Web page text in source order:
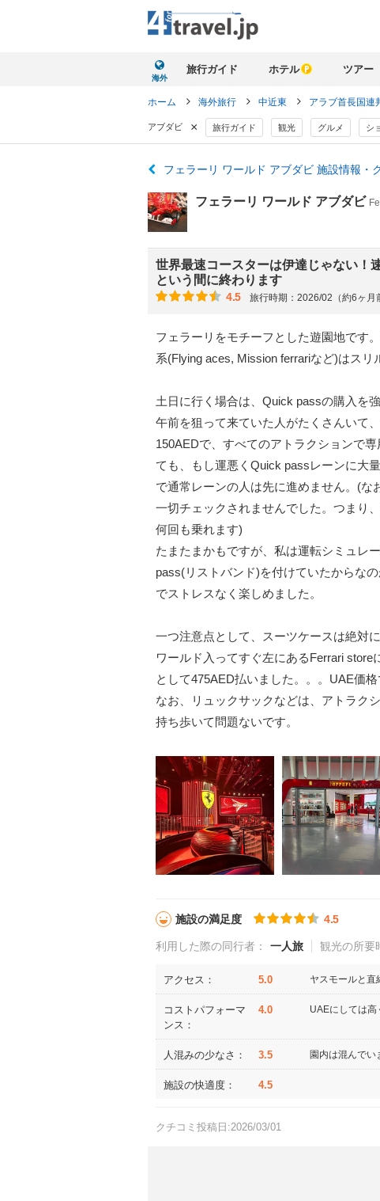
海外
旅行ガイド ホテル ツアー
ホーム 海外旅行 中近東 アラブ首長国連
アブダビ × 旅行ガイド 観光 グルメ シ
フェラーリ ワールド アブダビ 施設情報・
フェラーリ ワールド アブダビ
世界最速コースターは伊達じゃない！
という間に終わります
4.5 旅行時期：2026/02（約6ヶ月
フェラーリをモチーフとした遊園地です
系(Flying aces, Mission ferrariなど)はスリ
土日に行く場合は、Quick passの購入を
午前を狙って来ていた人がたくさんいて
150AEDで、すべてのアトラクションで
ても、もし運悪くQuick passレーンに大
で通常レーンの人は先に進めません。(
一切チェックされませんでした。つまり
何回も乗れます)
たまたまかもですが、私は運転シミュレ
pass(リストバンド)を付けていたからな
でストレスなく楽しめました。
一つ注意点として、スーツケースは絶対
ワールド入ってすぐ左にあるFerrari
として475AED払いました。。。UAE価格
なお、リュックサックなどは、アトラク
持ち歩いて問題ないです。
施設の満足度 4.5
利用した際の同行者： 一人旅 観光の所要
アクセス： 5.0 ヤスモールと直
コストパフォーマ
ンス：
4.0 UAEにしては高
人混みの少なさ： 3.5 園内は混んで
施設の快適度： 4.5
クチコミ投稿日:2026/03/01